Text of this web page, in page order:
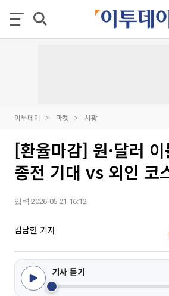
이투데이 마켓 시황
[환율마감] 원·달러
종전 기대 vs 외인 코
입력 2026-05-21 16:12
김남현 기자
기사 듣기